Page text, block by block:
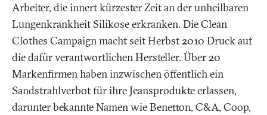
Arbeiter, die innert kürzester Zeit an der unheilbaren
Lungenkrankheit Silikose erkranken. Die Clean
Clothes Campaign macht seit Herbst 2010 Druck auf
die dafür verantwortlichen Hersteller. Über 20
Markenfirmen haben inzwischen öffentlich ein
Sandstrahlverbot für ihre Jeansprodukte erlassen,
darunter bekannte Namen wie Benetton, C&A, Coop,